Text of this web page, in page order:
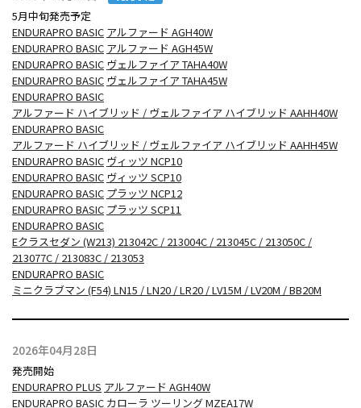
5月中旬発売予定
ENDURAPRO BASIC アルファード AGH40W
ENDURAPRO BASIC アルファード AGH45W
ENDURAPRO BASIC ヴェルファイア TAHA40W
ENDURAPRO BASIC ヴェルファイア TAHA45W
ENDURAPRO BASIC
アルファード ハイブリッド / ヴェルファイア ハイブリッド AAHH40W
ENDURAPRO BASIC
アルファード ハイブリッド / ヴェルファイア ハイブリッド AAHH45W
ENDURAPRO BASIC ヴィッツ NCP10
ENDURAPRO BASIC ヴィッツ SCP10
ENDURAPRO BASIC プラッツ NCP12
ENDURAPRO BASIC プラッツ SCP11
ENDURAPRO BASIC
Eクラスセダン (W213) 213042C / 213004C / 213045C / 213050C /
213077C / 213083C / 213053
ENDURAPRO BASIC
ミニクラブマン (F54) LN15 / LN20 / LR20 / LV15M / LV20M / BB20M
2026年04月28日
発売開始
ENDURAPRO PLUS アルファード AGH40W
ENDURAPRO BASIC カローラ ツーリング MZEA17W